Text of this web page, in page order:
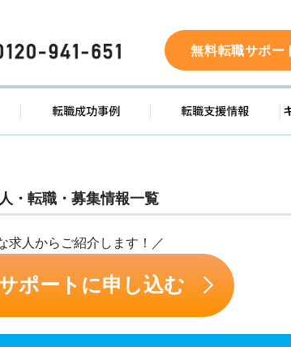
0120-941-651 無料転職サポー
求人検索 転職成功事例
・転職・募集情報一覧
求人からご紹介します！／
ポートに申し込む